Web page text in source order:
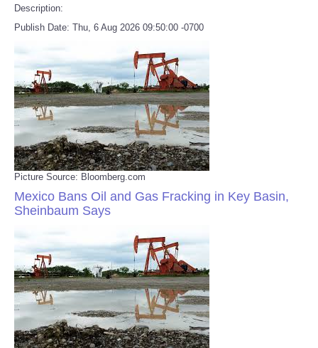
Description:
Publish Date: Thu, 6 Aug 2026 09:50:00 -0700
Picture Source: Bloomberg.com
Mexico Bans Oil and Gas Fracking in Key Basin,
Sheinbaum Says